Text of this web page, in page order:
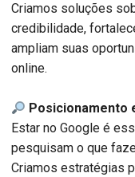
Criamos soluções
credibilidade,
ampliam suas
online.
Posicionamento
Estar no Google é
pesquisam o que
Criamos estratégias